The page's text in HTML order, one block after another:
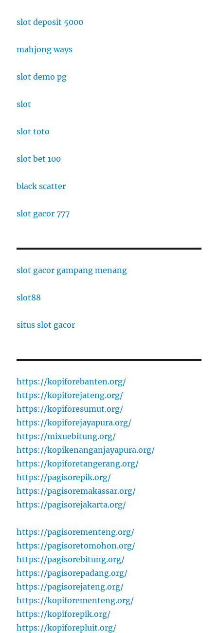
slot deposit 5000
mahjong ways
slot demo pg
slot
slot toto
slot bet 100
black scatter
slot gacor 777
slot gacor gampang menang
slot88
situs slot gacor
https://kopiforebanten.org/
https://kopiforejateng.org/
https://kopiforesumut.org/
https://kopiforejayapura.org/
https://mixuebitung.org/
https://kopikenanganjayapura.org/
https://kopiforetangerang.org/
https://pagisorepik.org/
https://pagisoremakassar.org/
https://pagisorejakarta.org/
https://pagisorementeng.org/
https://pagisoretomohon.org/
https://pagisorebitung.org/
https://pagisorepadang.org/
https://pagisorejateng.org/
https://kopiforementeng.org/
https://kopiforepik.org/
https://kopiforepluit.org/